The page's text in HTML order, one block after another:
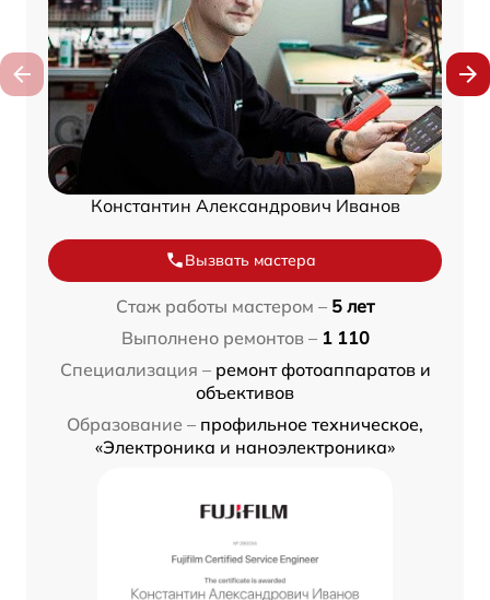
Константин Александрович Иванов
Вызвать мастера
Стаж работы мастером – 5 лет
Выполнено ремонтов – 1 110
Специализация – ремонт фотоаппаратов и
объективов
Образование – профильное техническое,
«Электроника и наноэлектроника»